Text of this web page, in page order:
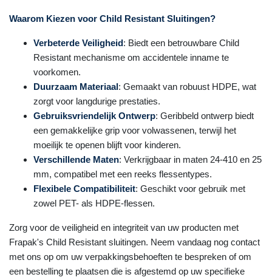
Waarom Kiezen voor Child Resistant Sluitingen?
Verbeterde Veiligheid: Biedt een betrouwbare Child
Resistant mechanisme om accidentele inname te
voorkomen.
Duurzaam Materiaal: Gemaakt van robuust HDPE, wat
zorgt voor langdurige prestaties.
Gebruiksvriendelijk Ontwerp: Geribbeld ontwerp biedt
een gemakkelijke grip voor volwassenen, terwijl het
moeilijk te openen blijft voor kinderen.
Verschillende Maten: Verkrijgbaar in maten 24-410 en 25
mm, compatibel met een reeks flessentypes.
Flexibele Compatibiliteit: Geschikt voor gebruik met
zowel PET- als HDPE-flessen.
Zorg voor de veiligheid en integriteit van uw producten met
Frapak's Child Resistant sluitingen. Neem vandaag nog contact
met ons op om uw verpakkingsbehoeften te bespreken of om
een bestelling te plaatsen die is afgestemd op uw specifieke